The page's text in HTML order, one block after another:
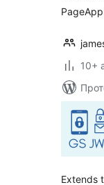
10+
Extends